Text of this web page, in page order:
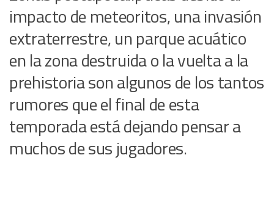
impacto de meteoritos, una invasión
extraterrestre, un parque acuático
en la zona destruida o la vuelta a la
prehistoria son algunos de los tantos
rumores que el final de esta
temporada está dejando pensar a
muchos de sus jugadores.